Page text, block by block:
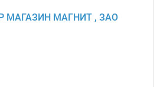
МАГАЗИН МАГНИТ , ЗАО